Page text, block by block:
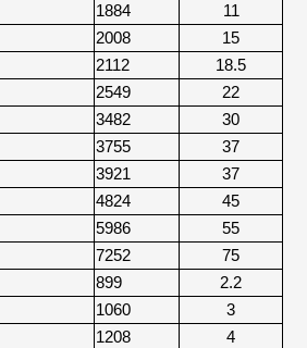
1884
11
2008
15
2112
18.5
2549 22
3482
30
3755 37
3921
37
4824
45
5986
55
7252 75
899
2.2
1060
3
1208 4